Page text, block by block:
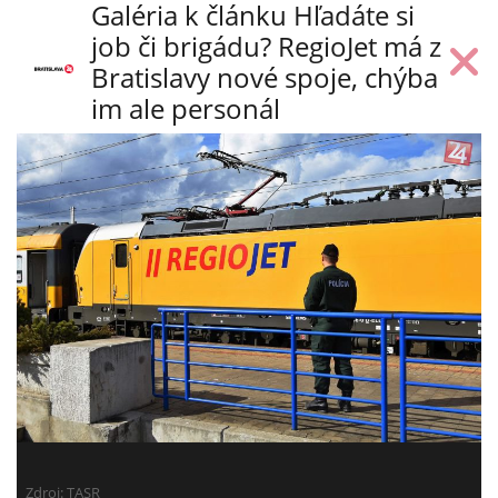
Galéria k článku Hľadáte si
job či brigádu? RegioJet má z
Bratislavy nové spoje, chýba
im ale personál
Zdroj: TASR